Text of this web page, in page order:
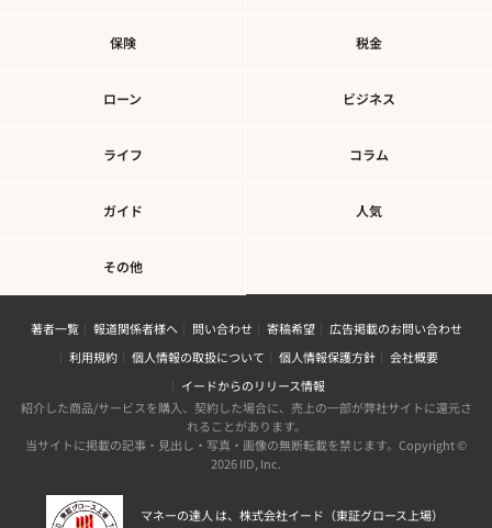
保険 税金
ローン ビジネス
ライフ コラム
ガイド 人気
その他
著者一覧 報道関係者様へ 問い合わせ 寄稿希望
広告掲載のお問い合わせ
利用規約
個人情報の取扱について 個人情報保護方針
会社概要
イードからのリリース情報
紹介した商品/サービスを購入、契約した場合に、売上の一部が弊社サイトに還元さ
れることがあります。
当サイトに掲載の記事・見出し・写真・画像の無断転載を禁じます。Copyright ©
2026 IID, Inc.
マネーの達人 は、株式会社イード（東証グロース上場）